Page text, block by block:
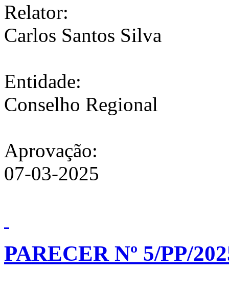
Relator:
Carlos Santos Silva
Entidade:
Conselho Regional
Aprovação:
07-03-2025
PARECER Nº 5/PP/